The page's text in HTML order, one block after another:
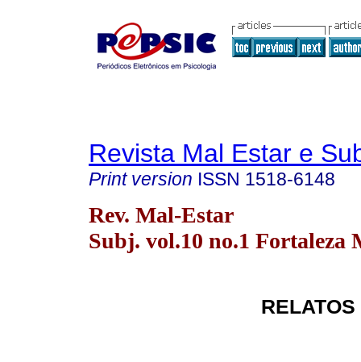
Revista Mal Estar e
Print version ISSN 1518-6148
Rev. Mal-Estar
Subj. vol.10 no.1 Fortaleza